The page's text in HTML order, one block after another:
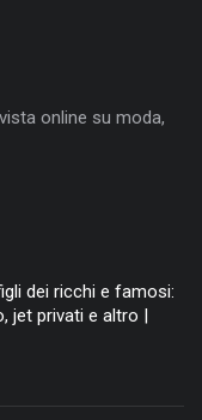
online su moda,
dei ricchi e famosi:
jet privati e altro |